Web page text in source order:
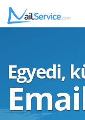
Egyedi,